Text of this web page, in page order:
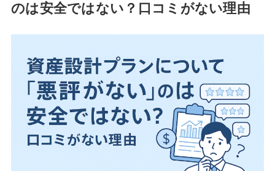
のは安全ではない？口コミがない理由